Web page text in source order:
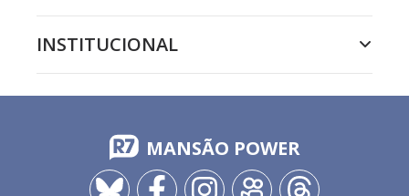
INSTITUCIONAL
MANSÃO POWER